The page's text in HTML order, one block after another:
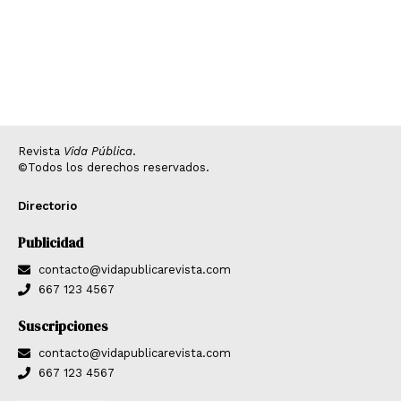
Revista Vida Pública.
©Todos los derechos reservados.
Directorio
Publicidad
contacto@vidapublicarevista.com
667 123 4567
Suscripciones
contacto@vidapublicarevista.com
667 123 4567